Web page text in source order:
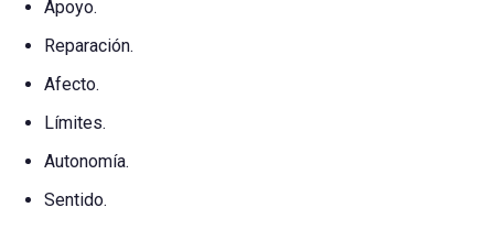
Apoyo.
Reparación.
Afecto.
Límites.
Autonomía.
Sentido.